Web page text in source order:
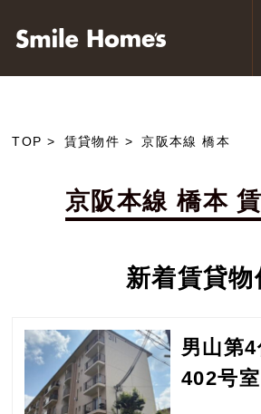
TOP 賃貸物件 京阪本線 橋本
京阪本線 橋本
新着賃貸物
男山第
402号室